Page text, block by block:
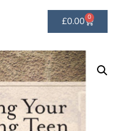
£0.00 0